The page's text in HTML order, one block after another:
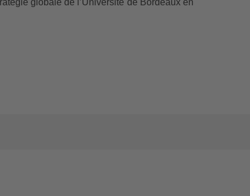
globale de l’Université de Bordeaux en